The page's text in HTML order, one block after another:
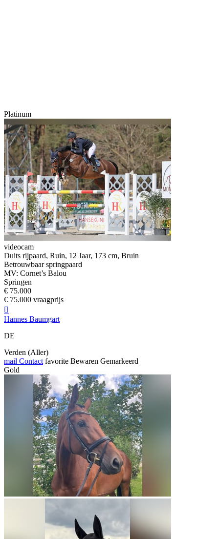
Platinum
videocam
Duits rijpaard, Ruin, 12 Jaar, 173 cm, Bruin
Betrouwbaar springpaard
MV: Cornet’s Balou
Springen
€ 75.000
€ 75.000 vraagprijs

Hannes Baumgart
DE
Verden (Aller)
mail Contact favorite Bewaren Gemarkeerd
Gold